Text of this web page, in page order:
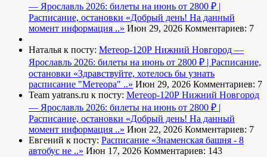
— Ярославль 2026: билеты на июнь от 2800 ₽ |
Расписание, остановки «Добрый день! На данный
момент информация ..» Июн 29, 2026 Комментариев: 7
Наталья к посту: Метеор-120Р Нижний Новгород —
Ярославль 2026: билеты на июнь от 2800 ₽ | Расписание,
остановки «Здравствуйте, хотелось бы узнать
расписание "Метеора" ..» Июн 29, 2026 Комментариев: 7
Team yatrans.ru к посту: Метеор-120Р Нижний Новгород
— Ярославль 2026: билеты на июнь от 2800 ₽ |
Расписание, остановки «Добрый день! На данный
момент информация ..» Июн 22, 2026 Комментариев: 7
Евгений к посту: Расписание «Знаменская башня - 8
автобус не ..» Июн 17, 2026 Комментариев: 143